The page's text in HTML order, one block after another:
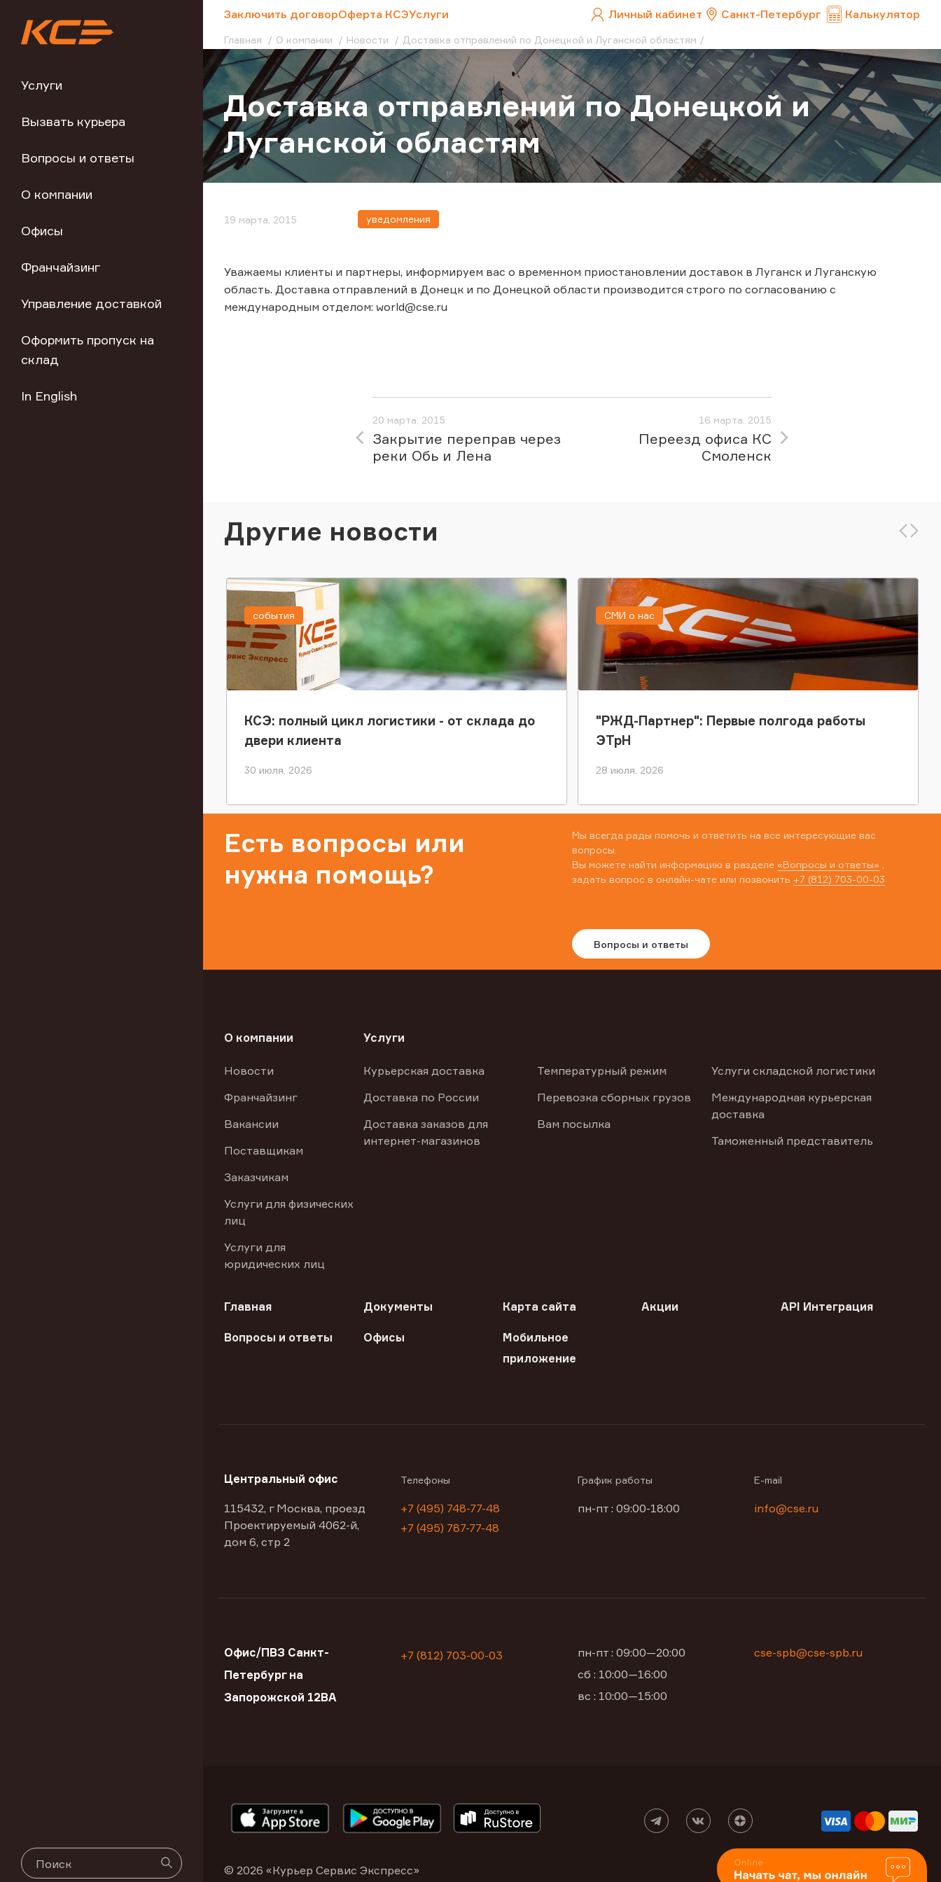
Услуги
Вызвать курьера
Вопросы и ответы
О компании
Офисы
Франчайзинг
Управление доставкой
Оформить пропуск на
склад
In English
Заключить договорОферта КСЭУслуги Личный кабинет Санкт-Петербург Калькулятор
Главная О компании Новости Доставка отправлений по Донецкой и Луганской областям
Доставка отправлений по Донецкой и
Луганской областям
19 марта, 2015 уведомления
Уважаемы клиенты и партнеры, информируем вас о временном приостановлении доставок в Луганск и Луганскую
область. Доставка отправлений в Донецк и по Донецкой области производится строго по согласованию с
международным отделом: world@cse.ru
20 марта, 2015
Закрытие переправ через
реки Обь и Лена
16 марта, 2015
Переезд офиса КС
Смоленск
Другие новости
КСЭ: полный цикл логистики - от склада до
двери клиента
30 июля, 2026
события
"РЖД-Партнер": Первые полгода работы
ЭТрН
28 июля, 2026
СМИ о нас
Есть вопросы или
нужна помощь?
Мы всегда рады помочь и ответить на все интересующие вас
вопросы.
Вы можете найти информацию в разделе «Вопросы и ответы»
задать вопрос в онлайн-чате или позвонить +7 (812) 703-00-03
Вопросы и ответы
О компании
Новости
Франчайзинг
Вакансии
Поставщикам
Заказчикам
Услуги для физических
лиц
Услуги для
юридических лиц
Услуги
Курьерская доставка
Доставка по России
Доставка заказов для
интернет-магазинов
Температурный режим
Перевозка сборных грузов
Вам посылка
Услуги складской логистики
Международная курьерская
доставка
Таможенный представитель
Главная Документы Карта сайта Акции API Интеграция
Вопросы и ответы Офисы
Мобильное
приложение
Центральный офис
115432, г Москва, проезд
Проектируемый 4062-й,
дом 6, стр 2
Телефоны
+7 (495) 748-77-48
+7 (495) 787-77-48
График работы
пн-пт : 09:00-18:00
E-mail
info@cse.ru
Офис/ПВЗ Санкт-
Петербург на
Запорожской 12ВА
+7 (812) 703-00-03
пн-пт : 09:00—20:00
сб : 10:00—16:00
вс : 10:00—15:00
cse-spb@cse-spb.ru
© 2026 «Курьер Сервис Экспресс»